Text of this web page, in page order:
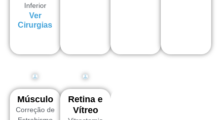
Inferior
Ver
Cirurgias
Músculo
Correção de
Retina e
Vítreo